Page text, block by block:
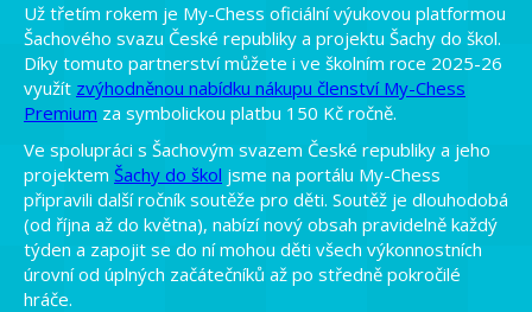
Už třetím rokem je My-Chess oficiální výukovou platformou
Šachového svazu České republiky a projektu Šachy do škol.
Díky tomuto partnerství můžete i ve školním roce 2025-26
využít zvýhodněnou nabídku nákupu členství My-Chess
Premium za symbolickou platbu 150 Kč ročně.
Ve spolupráci s Šachovým svazem České republiky a jeho
projektem Šachy do škol jsme na portálu My-Chess
připravili další ročník soutěže pro děti. Soutěž je dlouhodobá
(od října až do května), nabízí nový obsah pravidelně každý
týden a zapojit se do ní mohou děti všech výkonnostních
úrovní od úplných začátečníků až po středně pokročilé
hráče.